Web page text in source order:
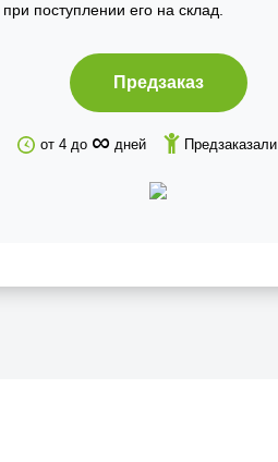
поступлении его на склад.
Предзаказ
от 4 до ∞ дней